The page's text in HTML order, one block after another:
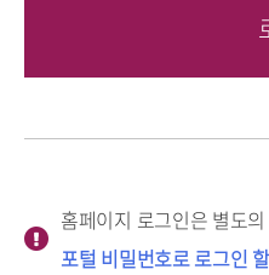
홈페이지 로그인은 별도
포털 비밀번호로 로그인